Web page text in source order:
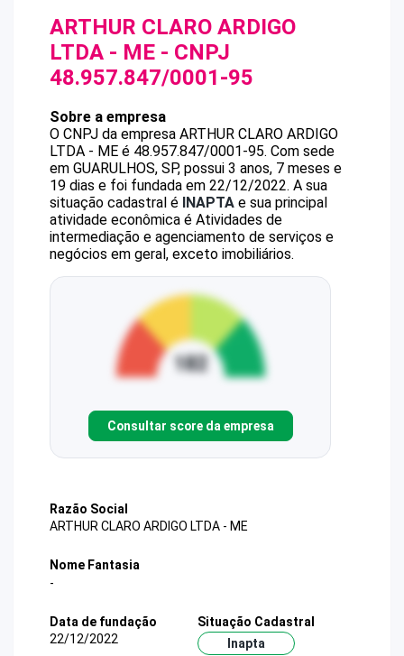
ARTHUR CLARO ARDIGO
LTDA - ME - CNPJ
48.957.847/0001-95
Sobre a empresa
O CNPJ da empresa ARTHUR CLARO ARDIGO
LTDA - ME é 48.957.847/0001-95. Com sede
em GUARULHOS, SP, possui 3 anos, 7 meses e
19 dias e foi fundada em 22/12/2022. A sua
situação cadastral é INAPTA e sua principal
atividade econômica é Atividades de
intermediação e agenciamento de serviços e
negócios em geral, exceto imobiliários.
Consultar score da empresa
Razão Social
ARTHUR CLARO ARDIGO LTDA - ME
Nome Fantasia
-
Data de fundação
22/12/2022
Situação Cadastral
Inapta